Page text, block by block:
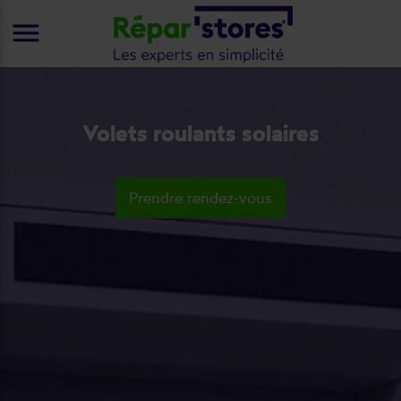
Volets roulants solaires
Prendre rendez-vous
menu